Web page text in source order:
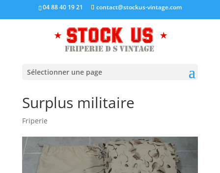
04 88 40 19 21 contact@stockus-vintage.com
Sélectionner une page
Surplus militaire
Friperie